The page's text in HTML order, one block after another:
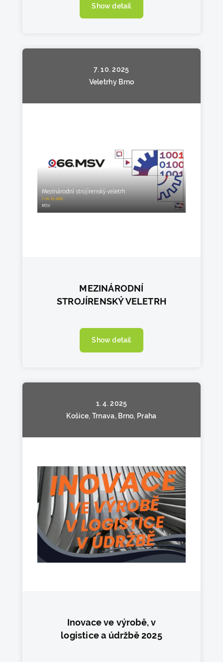
Show detail
7. 10. 2025
Veletrhy Brno
MEZINÁRODNÍ
STROJÍRENSKÝ VELETRH
Show detail
1. 4. 2025
Košice, Trnava, Brno, Praha
Inovace ve výrobě, v
logistice a údržbě 2025